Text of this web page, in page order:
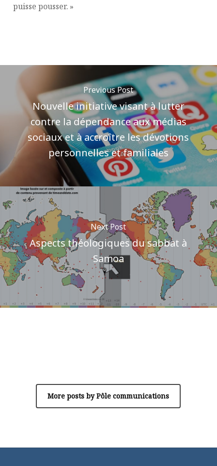
puisse pousser. »
Previous Post
Nouvelle initiative visant à lutter
contre la dépendance aux médias
sociaux et à accroître les dévotions
personnelles et familiales
Next Post
Aspects théologiques du sabbat à
Samoa
More posts by Pôle communications